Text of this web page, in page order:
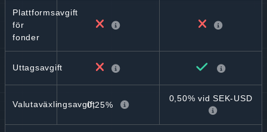
Plattformsavgift
för
fonder
Uttagsavgift
Valutaväxlingsavgift0,25%
0,50% vid SEK-USD